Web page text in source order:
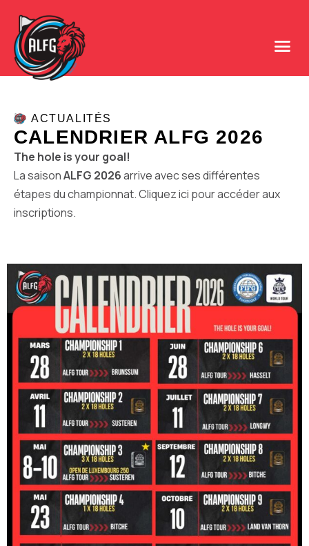
ACTUALITÉS
CALENDRIER ALFG 2026
The hole is your goal!
La saisonALFG 2026arrive avec ses différentes
étapes du championnat.Cliquez ici pour accéder aux
inscriptions.